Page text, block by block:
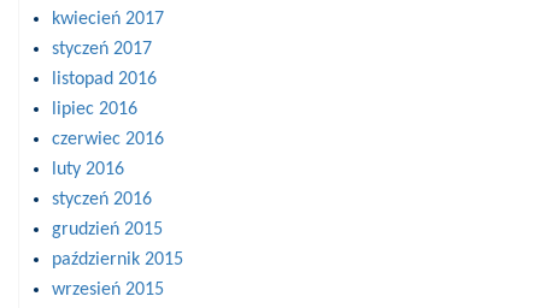
kwiecień 2017
styczeń 2017
listopad 2016
lipiec 2016
czerwiec 2016
luty 2016
styczeń 2016
grudzień 2015
październik 2015
wrzesień 2015